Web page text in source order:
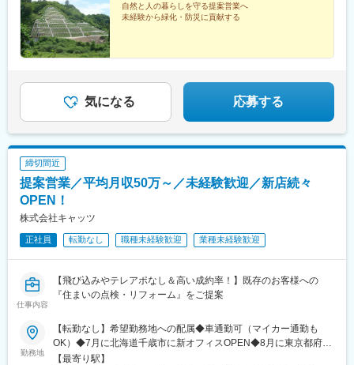
第2浜伍ビル■津山支店／津山市高尾580-1■広島営業所／広島市安
佐南区古市3-5-26 第7やたがいビル2Ｆ■島根営業所／浜田市黒
川町108-1 駅前東光台ビル■高松営業所／高松市鶴市町546-1■松
山営業所／松山市古川南1-21-8 シェーンヴィラ2Ｆ
自然と人の暮らしを守る提案営業へ
未経験から緑化・防災に貢献する
気になる 応募する
締切間近
提案営業／平均月収50万～／未経験歓迎／新店続々
OPEN！
株式会社キャッツ
正社員 転勤なし 職種未経験歓迎 業種未経験歓迎
仕事内容
【飛び込みやテレアポなし＆高い成約率！】既存のお客様への
『住まいの点検・リフォーム』をご提案
勤務地
【転勤なし】希望勤務地への配属◆車通勤可（マイカー通勤も
OK）◆7月に北海道千歳市に新オフィスOPEN◆8月に東京都府中
市に新オフィスOPEN◆仙台オフィス採用強化中！■積極採用中＜
【最寄り駅】